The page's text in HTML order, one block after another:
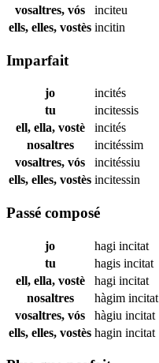
vosaltres, vós
inciteu
ells, elles, vostès incitin
Imparfait
jo
incités
tu
incitessis
ell, ella, vostè
incités
nosaltres
incitéssim
vosaltres, vós
incitéssiu
ells, elles, vostès incitessin
Passé composé
jo hagi incitat
tu
hagis incitat
ell, ella, vostè
hagi incitat
nosaltres
hàgim incitat
vosaltres, vós
hàgiu incitat
ells, elles, vostès hagin incitat